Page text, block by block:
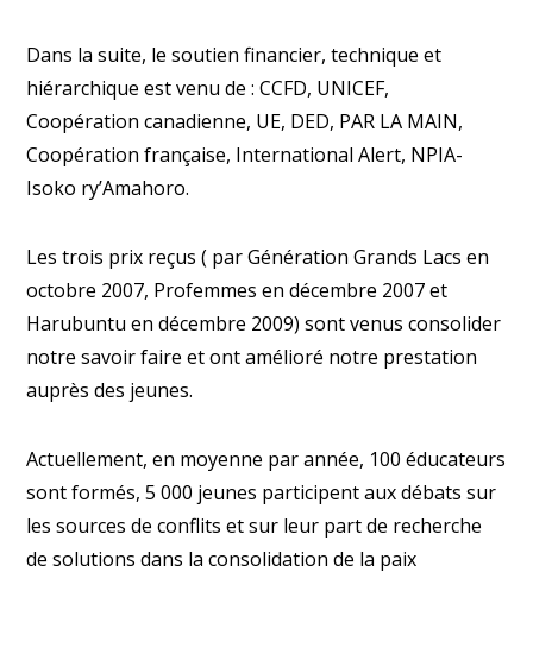
Dans la suite, le soutien financier, technique et
hiérarchique est venu de : CCFD, UNICEF,
Coopération canadienne, UE, DED, PAR LA MAIN,
Coopération française, International Alert, NPIA-
Isoko ry’Amahoro.
Les trois prix reçus ( par Génération Grands Lacs en
octobre 2007, Profemmes en décembre 2007 et
Harubuntu en décembre 2009) sont venus consolider
notre savoir faire et ont amélioré notre prestation
auprès des jeunes.
Actuellement, en moyenne par année, 100 éducateurs
sont formés, 5 000 jeunes participent aux débats sur
les sources de conflits et sur leur part de recherche
de solutions dans la consolidation de la paix